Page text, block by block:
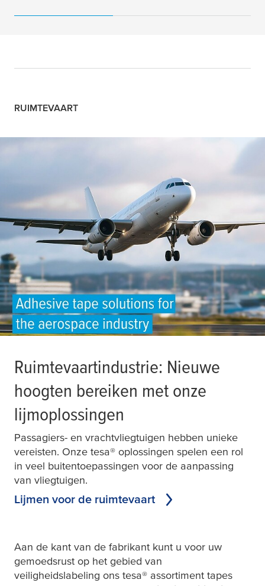
RUIMTEVAART
Ruimtevaartindustrie: Nieuwe
hoogten bereiken met onze
lijmoplossingen
Passagiers- en vrachtvliegtuigen hebben unieke
vereisten. Onze tesa® oplossingen spelen een rol
in veel buitentoepassingen voor de aanpassing
van vliegtuigen.
Lijmen voor de ruimtevaart
Aan de kant van de fabrikant kunt u voor uw
gemoedsrust op het gebied van
veiligheidslabeling ons tesa® assortiment tapes